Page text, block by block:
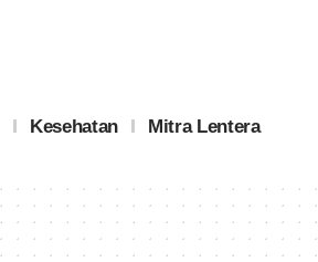
Kesehatan Mitra Lentera